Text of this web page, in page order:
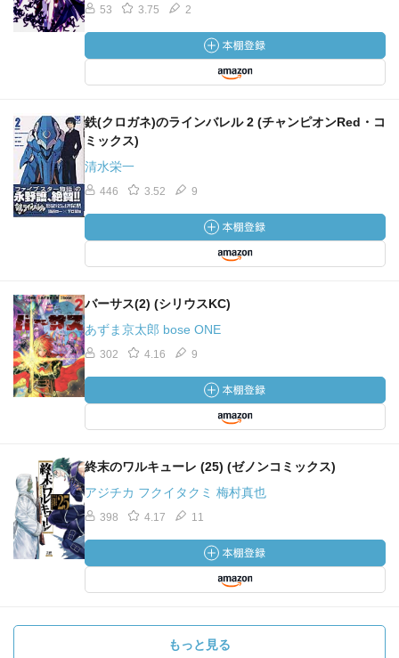
53 3.75 2
鉄(クロガネ)のラインバレル 2 (チャンピオンRed・コ
ミックス)
清水栄一
446 3.52 9
バーサス(2) (シリウスKC)
あずま京太郎 bose ONE
302 4.16 9
終末のワルキューレ (25) (ゼノンコミックス)
アジチカ フクイタクミ 梅村真也
398 4.17 11
もっと見る